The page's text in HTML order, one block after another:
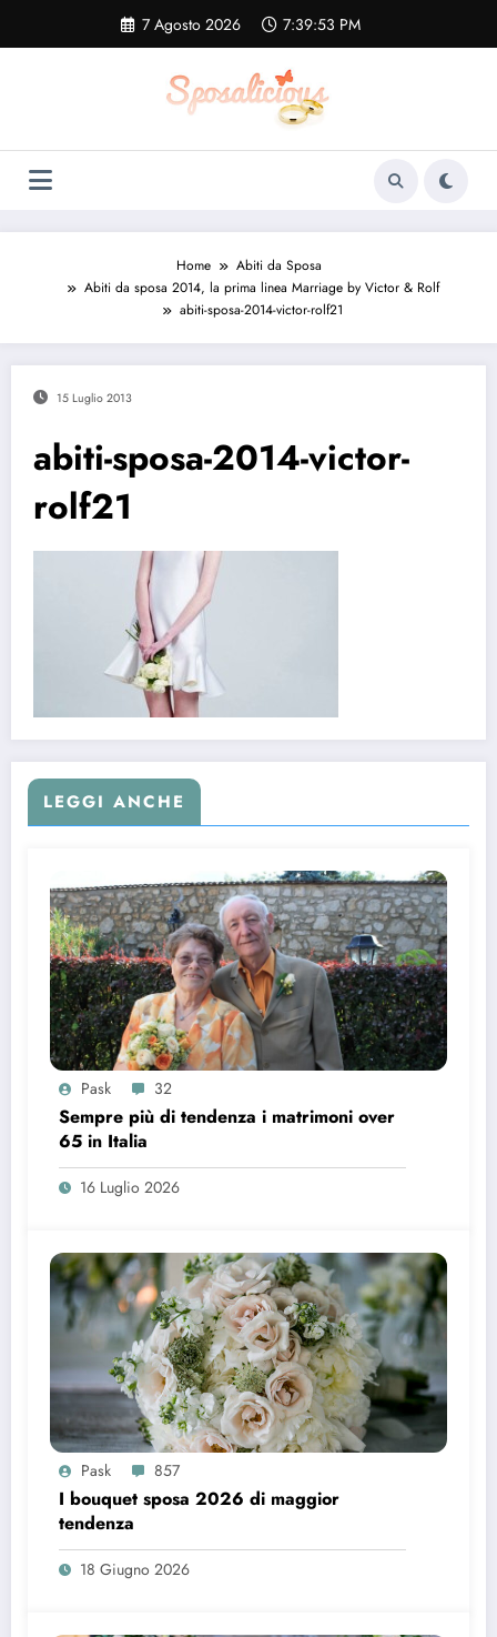
contenuto
7 Agosto 2026 7:39:54 PM
Home
Abiti da Sposa
Abiti da sposa 2014, la prima linea Marriage by Victor & Rolf
abiti-sposa-2014-victor-rolf21
15 Luglio 2013
abiti-sposa-2014-victor-
rolf21
LEGGI ANCHE
Pask 32
Sempre più di tendenza i matrimoni over
65 in Italia
16 Luglio 2026
Pask 857
I bouquet sposa 2026 di maggior
tendenza
18 Giugno 2026